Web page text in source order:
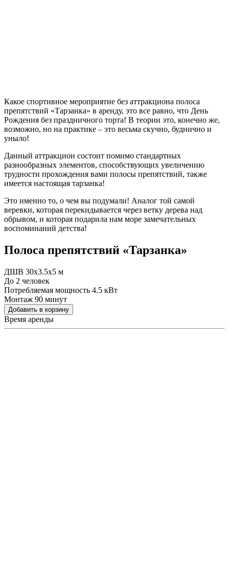
Какое спортивное мероприятие без аттракциона полоса
препятствий «Тарзанка» в аренду, это все равно, что День
Рождения без праздничного торта! В теории это, конечно же,
возможно, но на практике – это весьма скучно, буднично и
уныло!
Данный аттракцион состоит помимо стандартных
разнообразных элементов, способствующих увеличению
трудности прохождения вами полосы препятствий, также
имеется настоящая тарзанка!
Это именно то, о чем вы подумали! Аналог той самой
веревки, которая перекидывается через ветку дерева над
обрывом, и которая подарила нам море замечательных
воспоминаний детства!
Полоса препятствий «Тарзанка»
ДШВ 30x3.5x5 м
До 2 человек
Потребляемая мощность 4.5 кВт
Монтаж 90 минут
Добавить в корзину
Время аренды